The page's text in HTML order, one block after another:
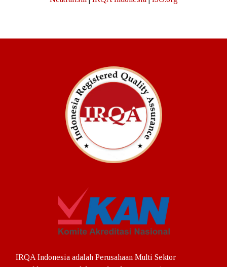
IRQA Indonesia adalah Perusahaan Multi Sektor